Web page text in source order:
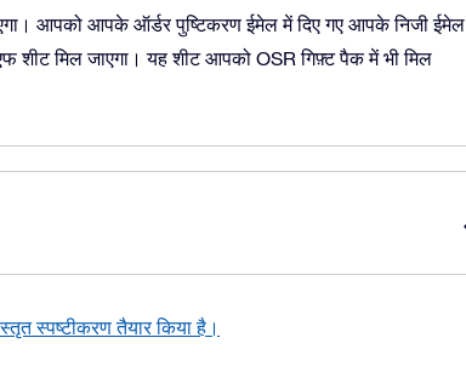
आपको आपके ऑर्डर पुष्टिकरण ईमेल में दिए गए आपके निजी ईमेल
शीट मिल जाएगा। यह शीट आपको OSR गिफ़्ट पैक में भी मिल
स्पष्टीकरण तैयार किया है।